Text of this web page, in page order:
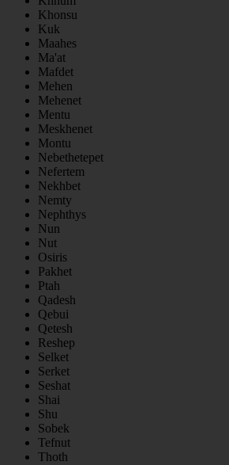
Khonsu
Kuk
Maahes
Ma'at
Mafdet
Mehen
Mehenet
Mentu
Meskhenet
Montu
Nebethetepet
Nefertem
Nekhbet
Nemty
Nephthys
Nun
Nut
Osiris
Pakhet
Ptah
Qadesh
Qebui
Qetesh
Reshep
Selket
Serket
Seshat
Shai
Shu
Sobek
Tefnut
Thoth